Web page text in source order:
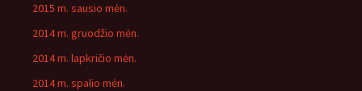
2015 m. sausio mėn.
2014 m. gruodžio mėn.
2014 m. lapkričio mėn.
2014 m. spalio mėn.